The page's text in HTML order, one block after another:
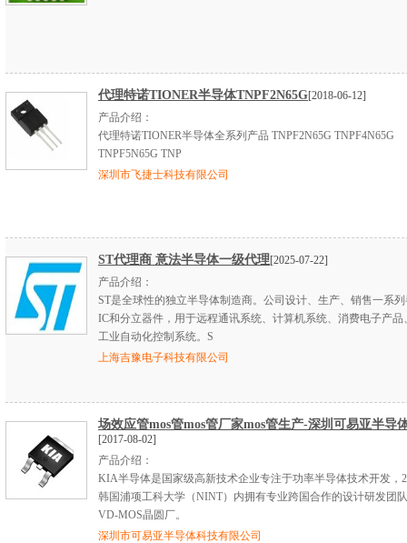
代理特诺TIONER半导体TNPF2N65G[2018-06-12]
产品介绍：
代理特诺TIONER半导体全系列产品 TNPF2N65G TNPF4N65G
TNPF5N65G TNP
深圳市飞捷士科技有限公司
ST代理商 意法半导体一级代理[2025-07-22]
产品介绍：
ST是全球性的独立半导体制造商。公司设计、生产、销售一系
IC和分立器件，用于远程通讯系统、计算机系统、消费电子产品
工业自动化控制系统。S
上海吉豫电子科技有限公司
场效应管mos管mos管厂家mos管生产-深圳可易亚半导
[2017-08-02]
产品介绍：
KIA半导体是国家级高新技术企业专注于功率半导体技术开发，
韩国浦项工科大学（NINT）内拥有专业跨国合作的设计研发团
VD-MOS晶圆厂。
深圳市可易亚半导体科技有限公司